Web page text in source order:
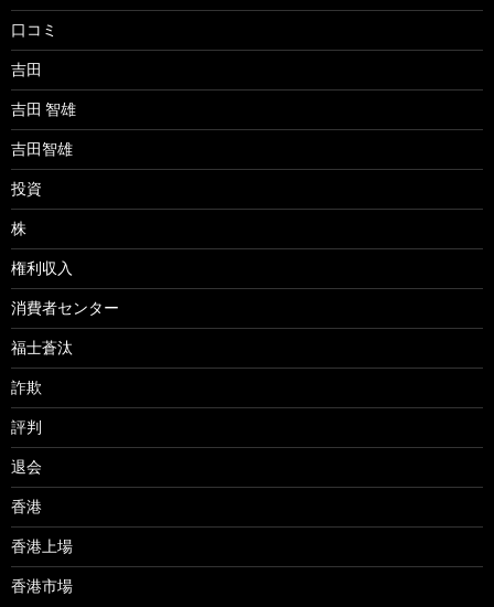
口コミ
吉田
吉田 智雄
吉田智雄
投資
株
権利収入
消費者センター
福士蒼汰
詐欺
評判
退会
香港
香港上場
香港市場